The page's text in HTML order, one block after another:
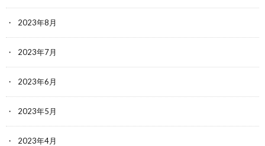
2023年8月
2023年7月
2023年6月
2023年5月
2023年4月